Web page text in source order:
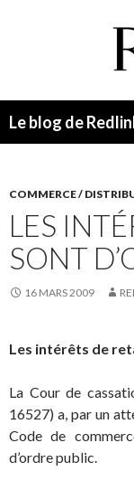
Le blog de
COMMERCE /
LES
SONT
16 MARS 2009
Les intérêts de
La Cour de
16527) a, par un
Code de
d’ordre public.